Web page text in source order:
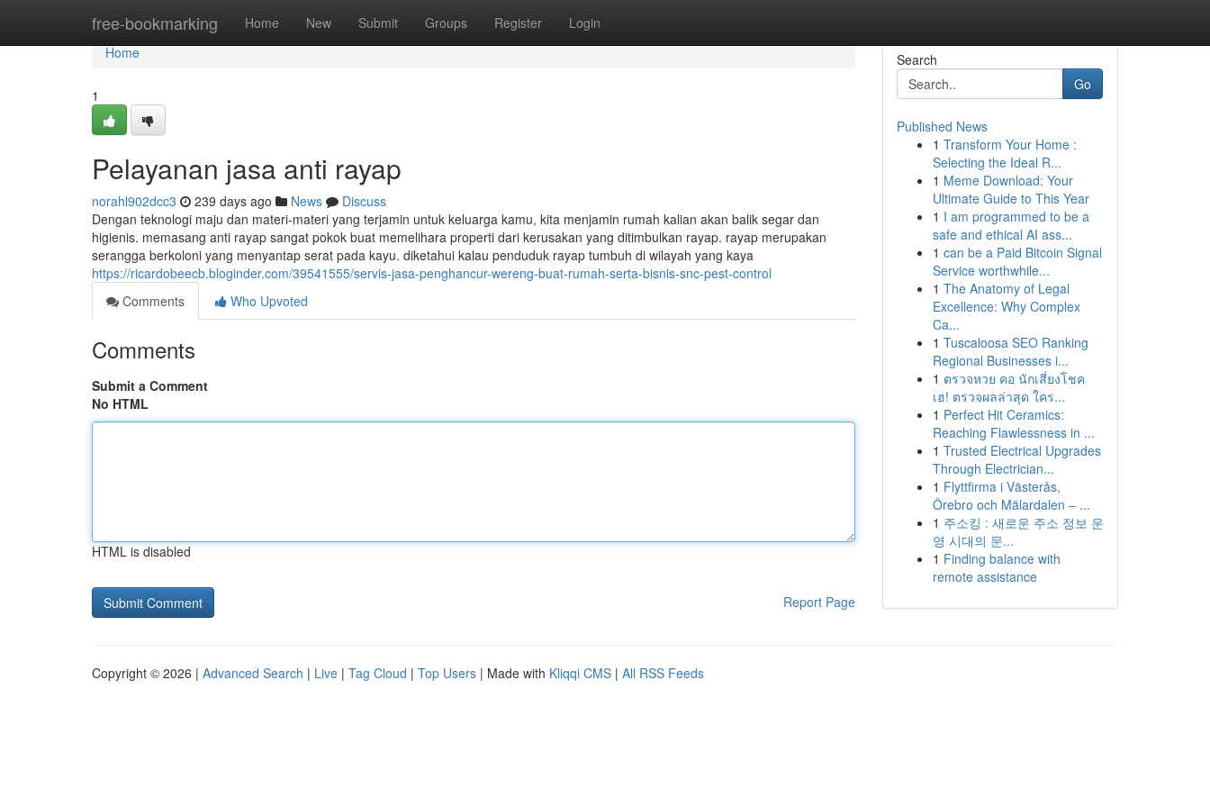
free-bookmarking Home New Submit Groups Register Login
Home
Home
1
Pelayanan jasa anti rayap
norahl902dcc3 239 days ago News
Discuss
Dengan teknologi maju dan materi-materi yang terjamin untuk keluarga kamu, kita menjamin rumah kalian akan balik segar dan
higienis. memasang anti rayap sangat pokok buat memelihara properti dari kerusakan yang ditimbulkan rayap. rayap merupakan
serangga berkoloni yang menyantap serat pada kayu. diketahui kalau penduduk rayap tumbuh di wilayah yang kaya
https://ricardobeecb.bloginder.com/39541555/servis-jasa-penghancur-wereng-buat-rumah-serta-bisnis-snc-pest-control
Comments
Who Upvoted
Comments
Submit a Comment
No HTML
HTML is disabled
Report Page
Search
Go
Published News
1 Transform Your Home :
Selecting the Ideal R...
1 Meme Download: Your
Ultimate Guide to This Year
1 I am programmed to be a
safe and ethical AI ass...
1 can be a Paid Bitcoin Signal
Service worthwhile...
1 The Anatomy of Legal
Excellence: Why Complex
Ca...
1 Tuscaloosa SEO Ranking
Regional Businesses i...
1 ตรวจหวย คอ นักเสี่ยงโชค
เฮ! ตรวจผลล่าสุด ใคร...
1 Perfect Hit Ceramics:
Reaching Flawlessness in ...
1 Trusted Electrical Upgrades
Through Electrician...
1 Flyttfirma i Västerås,
Örebro och Mälardalen – ...
1 주소킹 : 새로운 주소 정보 운
영 시대의 문...
1 Finding balance with
remote assistance
Copyright © 2026 | Advanced Search | Live | Tag Cloud | Top Users | Made with Kliqqi CMS | All RSS Feeds